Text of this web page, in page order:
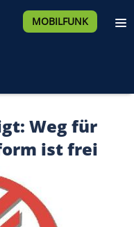
MOBILFUNK
Weg für
ist frei